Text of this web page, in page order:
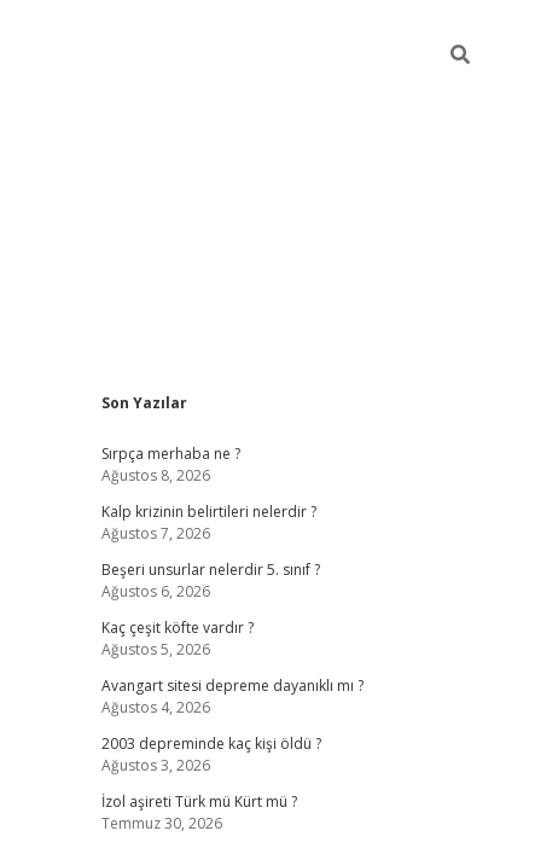
Sidebar
Son Yazılar
Sırpça merhaba ne ?
Ağustos 8, 2026
Kalp krizinin belirtileri nelerdir ?
Ağustos 7, 2026
Beşeri unsurlar nelerdir 5. sınıf ?
Ağustos 6, 2026
Kaç çeşit köfte vardır ?
Ağustos 5, 2026
Avangart sitesi depreme dayanıklı mı ?
Ağustos 4, 2026
2003 depreminde kaç kişi öldü ?
Ağustos 3, 2026
İzol aşireti Türk mü Kürt mü ?
Temmuz 30, 2026